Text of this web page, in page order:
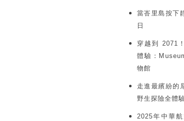
當峇里島按下
日
穿越到 2071
體驗：
物館
走進最繽紛的
野生探險全體
2025年中華